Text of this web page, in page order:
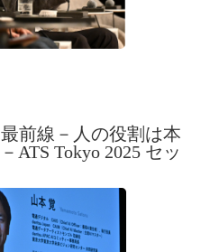
前線－人の役割は本
ATS Tokyo 2025 セッ